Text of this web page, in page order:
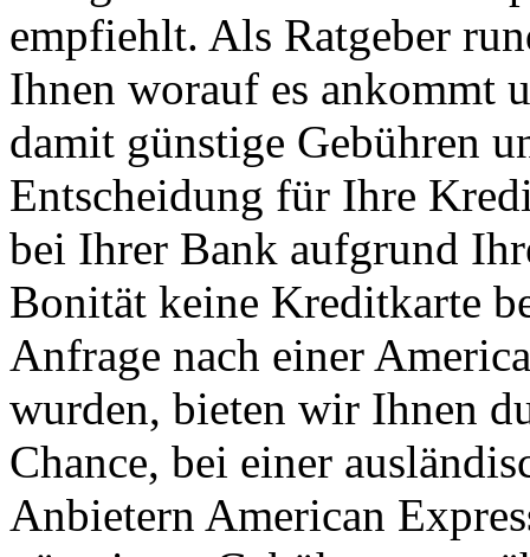
empfiehlt. Als Ratgeber
Ihnen worauf es ankommt
damit günstige Gebühren
Entscheidung für Ihre
bei Ihrer Bank aufgrund
Bonität keine Kreditkarte
Anfrage nach einer
wurden, bieten wir Ihnen
Chance, bei einer
Anbietern American